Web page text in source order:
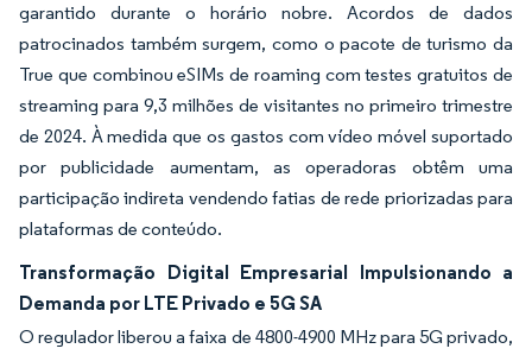
garantido durante o horário nobre. Acordos de dados
patrocinados também surgem, como o pacote de turismo da
True que combinou eSIMs de roaming com testes gratuitos de
streaming para 9,3 milhões de visitantes no primeiro trimestre
de 2024. À medida que os gastos com vídeo móvel suportado
por publicidade aumentam, as operadoras obtêm uma
participação indireta vendendo fatias de rede priorizadas para
plataformas de conteúdo.
Transformação Digital Empresarial Impulsionando a
Demanda por LTE Privado e 5G SA
O regulador liberou a faixa de 4800-4900 MHz para 5G privado,